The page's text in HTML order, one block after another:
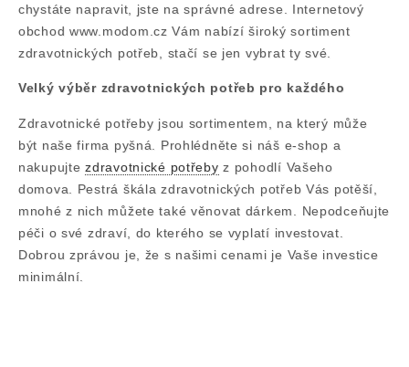
chystáte napravit, jste na správné adrese. Internetový
obchod www.modom.cz Vám nabízí široký sortiment
zdravotnických potřeb, stačí se jen vybrat ty své.
Velký výběr zdravotnických potřeb pro každého
Zdravotnické potřeby jsou sortimentem, na který může
být naše firma pyšná. Prohlédněte si náš e-shop a
nakupujtezdravotnické potřeby z pohodlí Vašeho
domova. Pestrá škála zdravotnických potřeb Vás potěší,
mnohé z nich můžete také věnovat dárkem. Nepodceňujte
péči o své zdraví, do kterého se vyplatí investovat.
Dobrou zprávou je, že s našimi cenami je Vaše investice
minimální.